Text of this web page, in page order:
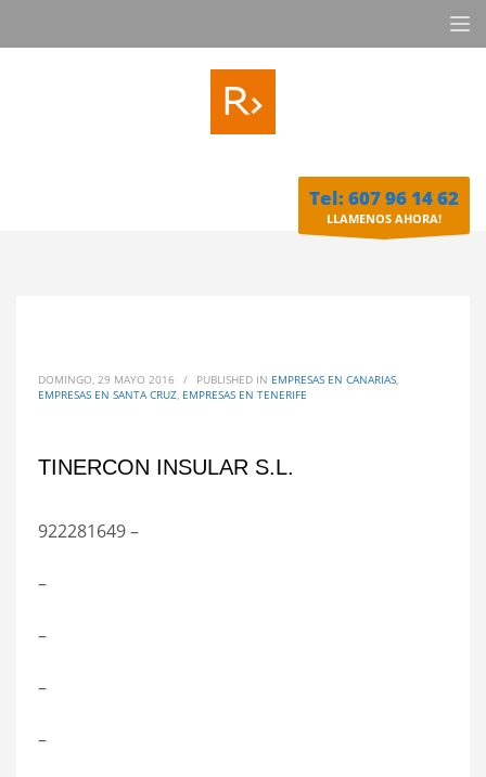
Tel: 607 96 14 62
LLAMENOS AHORA!
DOMINGO, 29 MAYO 2016 / PUBLISHED IN EMPRESAS EN CANARIAS,
EMPRESAS EN SANTA CRUZ, EMPRESAS EN TENERIFE
TINERCON INSULAR S.L.
922281649 –
–
–
–
–